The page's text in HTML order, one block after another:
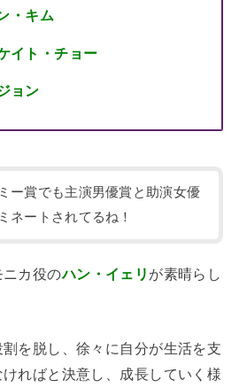
・キム
イト・チョー
ョン
ー賞でも主演男優賞と助演女優
ネートされてるね！
カ役のハン・イェリ が素晴らし
を脱し、徐々に自分が生活を支
ればと決意し、成長していく様